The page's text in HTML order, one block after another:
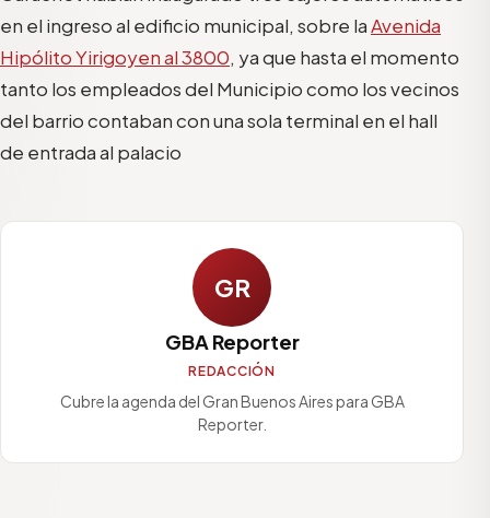
en el ingreso al edificio municipal, sobre laAvenida
Hipólito Yirigoyen al 3800, ya que hasta el momento
tanto los empleados del Municipio como los vecinos
del barrio contaban con una sola terminal en el hall
de entrada al palacio
GR
GBA Reporter
REDACCIÓN
Cubre la agenda del Gran Buenos Aires para GBA
Reporter.